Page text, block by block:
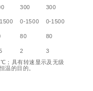
300
300
0-1500 0-1500
80
80
2 3
具有转速显示及无级
温的目的。